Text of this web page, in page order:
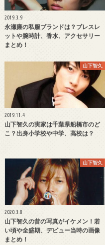
2019.3.9
永瀬廉の私服ブランドは？ブレスレ
ットや腕時計、香水、アクセサリー
まとめ！
山下智久
2019.11.4
山下智久の実家は千葉県船橋市のど
こ？出身小学校や中学、高校は？
山下智久
2020.3.8
山下智久の昔の写真がイケメン！若
い頃や全盛期、デビュー当時の画像
まとめ！